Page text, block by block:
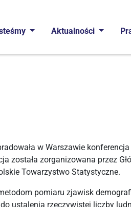
Aktualności
Rada Ludnościowa
w Warszawie
została zorganizowana przez
Towarzystwo Statystyczne.
pomiaru zjawisk
ustalenia rzeczywistej liczby